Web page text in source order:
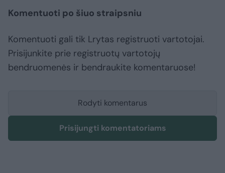
Komentuoti po šiuo straipsniu
Komentuoti gali tik Lrytas registruoti vartotojai.
Prisijunkite prie registruotų vartotojų
bendruomenės ir bendraukite komentaruose!
Rodyti komentarus
Prisijungti komentatoriams